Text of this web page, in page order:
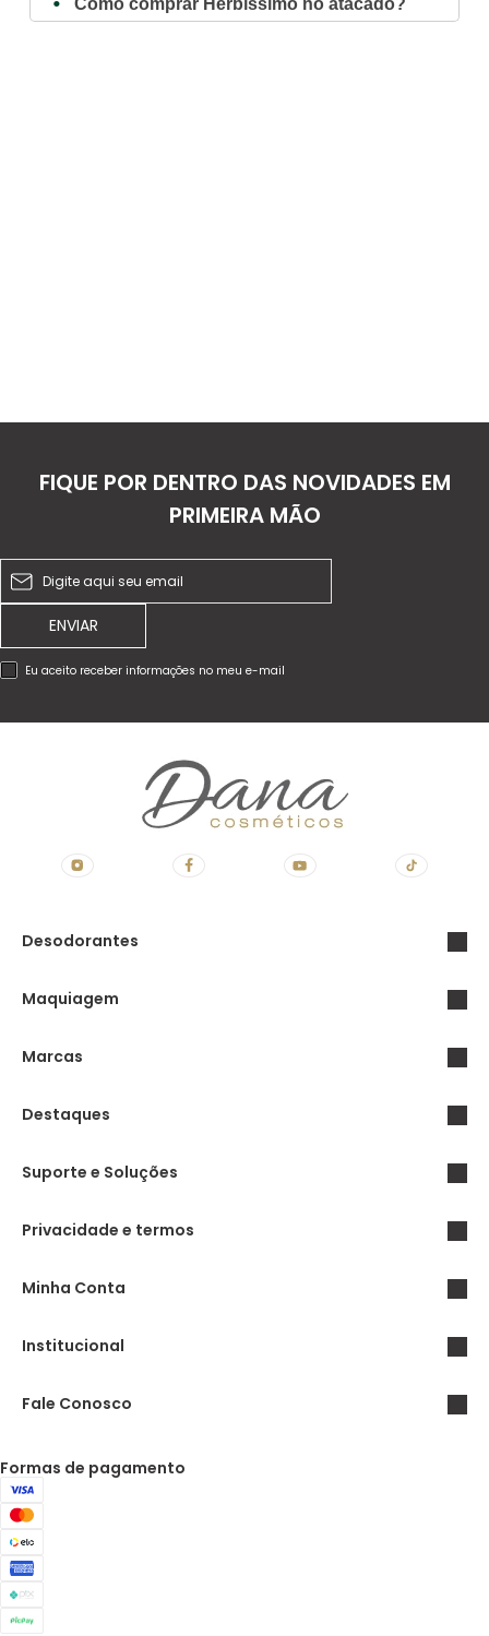
FIQUE POR DENTRO DAS NOVIDADES EM
PRIMEIRA MÃO
ENVIAR
Eu aceito receber informações no meu e-mail
Desodorantes
Maquiagem
Marcas
Destaques
Suporte e Soluções
Privacidade e termos
Minha Conta
Institucional
Fale Conosco
Formas de pagamento